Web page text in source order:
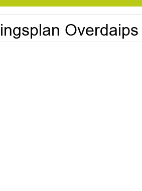
Overdaips